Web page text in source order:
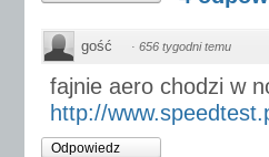
gość · 656 tygodni temu
fajnie aero chodzi w
http://
Odpowiedz